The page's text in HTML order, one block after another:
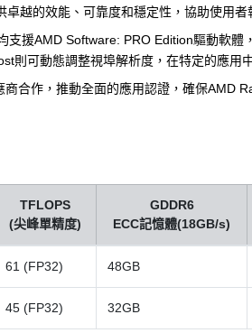
越的效能、可靠度和穩定性，協助使用者
支援AMD Software: PRO Edition驅動軟
則可動態調整視埠解析度，在特定的應用
合作，推動全面的應用認證，確保AMD
TFLOPS
(尖峰單精度)
GDDR6
ECC記憶體(18GB/s)
61 (FP32) 48GB
45 (FP32) 32GB